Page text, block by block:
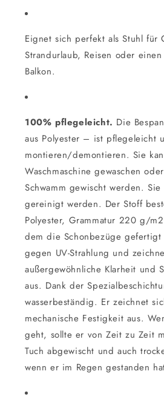
Eignet sich perfekt als Stuhl für
Strandurlaub, Reisen oder
Balkon.
100% pflegeleicht. Die
aus Polyester – ist pflegeleicht
montieren/demontieren. Sie
Waschmaschine gewaschen
Schwamm gewischt werden.
gereinigt werden. Der Stoff
Polyester, Grammatur 220 g/
dem die Schonbezüge
gegen UV-Strahlung und
außergewöhnliche Klarheit und
aus. Dank der
wasserbeständig. Er zeichnet
mechanische Festigkeit aus.
geht, sollte er von Zeit zu Zeit
Tuch abgewischt und auch
wenn er im Regen gestanden